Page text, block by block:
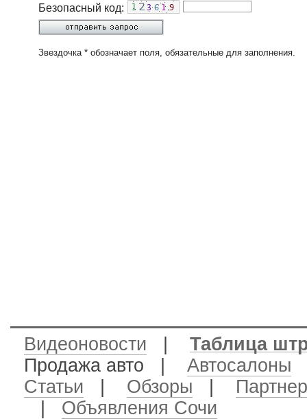
Безопасный код:
Звездочка * обозначает поля, обязательные для заполнения.
Видеоновости
Таблица
Продажа авто
Автосалоны
Статьи
Обзоры
Объявления Сочи